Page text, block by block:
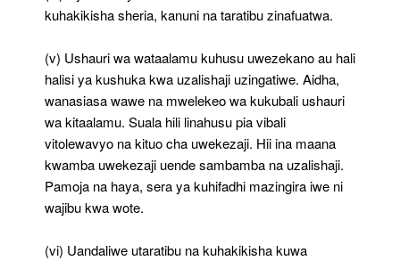
kuhakikisha sheria, kanuni na taratibu zinafuatwa.
(v) Ushauri wa wataalamu kuhusu uwezekano au hali
halisi ya kushuka kwa uzalishaji uzingatiwe. Aidha,
wanasiasa wawe na mwelekeo wa kukubali ushauri
wa kitaalamu. Suala hili linahusu pia vibali
vitolewavyo na kituo cha uwekezaji. Hii ina maana
kwamba uwekezaji uende sambamba na uzalishaji.
Pamoja na haya, sera ya kuhifadhi mazingira iwe ni
wajibu kwa wote.
(vi) Uandaliwe utaratibu na kuhakikisha kuwa